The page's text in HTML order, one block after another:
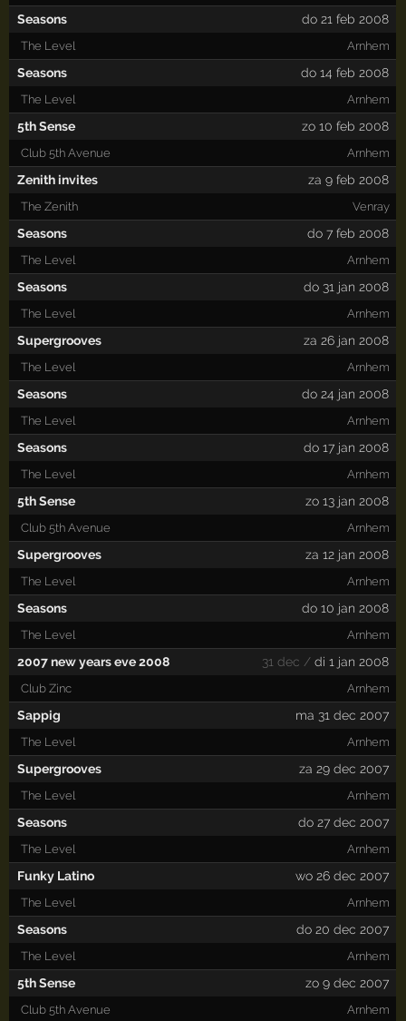
Seasons do 21 feb 2008
The Level Arnhem
Seasons do 14 feb 2008
The Level Arnhem
5th Sense zo 10 feb 2008
Club 5th Avenue Arnhem
Zenith invites za 9 feb 2008
The Zenith Venray
Seasons do 7 feb 2008
The Level Arnhem
Seasons do 31 jan 2008
The Level Arnhem
Supergrooves za 26 jan 2008
The Level Arnhem
Seasons do 24 jan 2008
The Level Arnhem
Seasons do 17 jan 2008
The Level Arnhem
5th Sense zo 13 jan 2008
Club 5th Avenue Arnhem
Supergrooves za 12 jan 2008
The Level Arnhem
Seasons do 10 jan 2008
The Level Arnhem
2007 new years eve 2008 31 dec /di 1 jan 2008
Club Zinc Arnhem
Sappig ma 31 dec 2007
The Level Arnhem
Supergrooves za 29 dec 2007
The Level Arnhem
Seasons do 27 dec 2007
The Level Arnhem
Funky Latino wo 26 dec 2007
The Level Arnhem
Seasons do 20 dec 2007
The Level Arnhem
5th Sense zo 9 dec 2007
Club 5th Avenue Arnhem